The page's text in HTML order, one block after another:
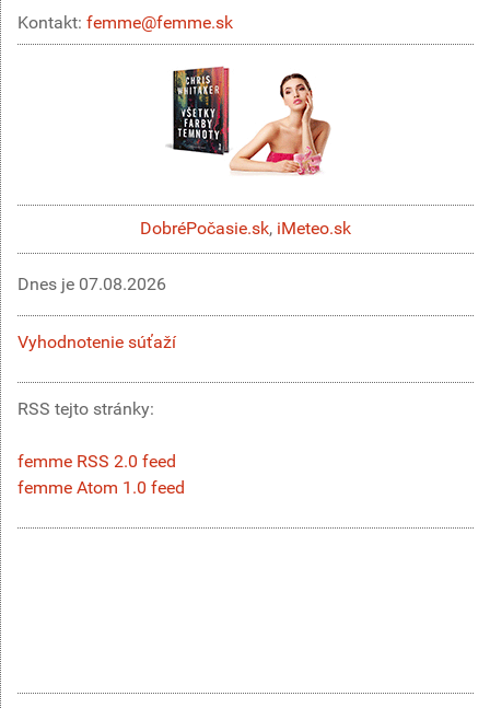
Kontakt: femme@femme.sk
DobréPočasie.sk, iMeteo.sk
Dnes je 07.08.2026
Vyhodnotenie súťaží
RSS tejto stránky:
femme RSS 2.0 feed
femme Atom 1.0 feed